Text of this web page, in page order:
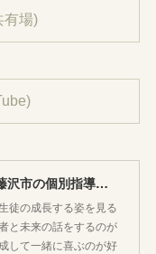
有場)
「第二の家」ブログ｜藤沢市の個別指導塾のお話
徒の成長する姿を見る
と未来の話をするのが
して一緒に喜ぶのが好